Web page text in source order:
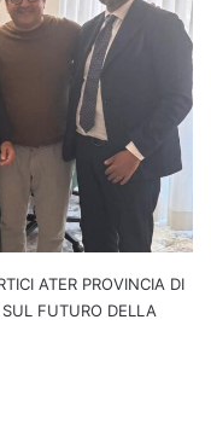
ATER PROVINCIA DI
FUTURO DELLA